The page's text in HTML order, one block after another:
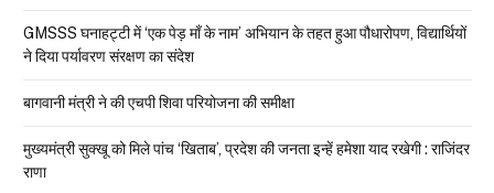
GMSSS घनाहट्टी में ‘एक पेड़ माँ के नाम’ अभियान के तहत हुआ पौधारोपण, विद्यार्थियों
ने दिया पर्यावरण संरक्षण का संदेश
बागवानी मंत्री ने की एचपी शिवा परियोजना की समीक्षा
मुख्यमंत्री सुक्खू को मिले पांच ‘खिताब’, प्रदेश की जनता इन्हें हमेशा याद रखेगी : राजिंदर
राणा